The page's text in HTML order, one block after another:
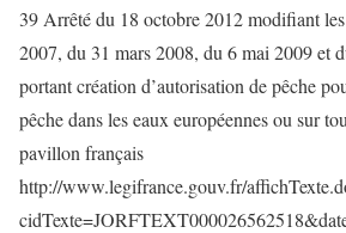
39 Arrêté du 18 octobre 2012 modifiant
2007, du 31 mars 2008, du 6 mai 2009 et
portant création d’autorisation de pêche
pêche dans les eaux européennes ou sur
pavillon français
http://www.legifrance.gouv.fr/